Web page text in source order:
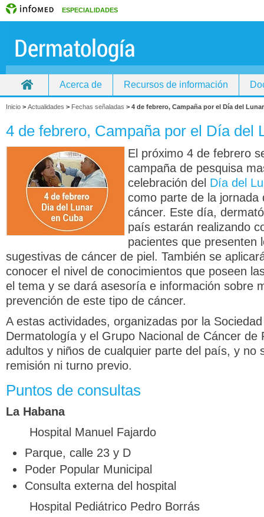
ESPECIALIDADES
Acerca de Recursos de información
Inicio > Actualidades > Fechas señaladas > 4 de febrero, Campaña por el Día del
4 de febrero, Campaña por el Día del
El próximo 4 de febrero
campaña de pesquisa
celebración del Día del
como parte de la jornada
cáncer. Este día,
país estarán realizando
pacientes que presenten
sugestivas de cáncer de piel. También se
conocer el nivel de conocimientos que poseen
el tema y se dará asesoría e información sobre
prevención de este tipo de cáncer.
A estas actividades, organizadas por la
Dermatología y el Grupo Nacional de Cáncer de
adultos y niños de cualquier parte del país, y no
remisión ni turno previo.
Puntos de consultas
La Habana
Hospital Manuel Fajardo
Parque, calle 23 y D
Poder Popular Municipal
Consulta externa del hospital
Hospital Pediátrico Pedro Borrás